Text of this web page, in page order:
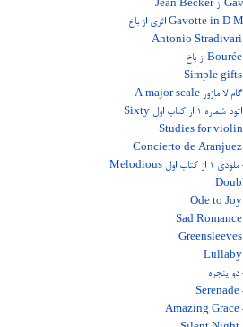
درس 64- اتود شماره 1 از کتاب اول Sixty
Studies for violin
درس 66 - ملودی 1 از کتاب اول Melodious